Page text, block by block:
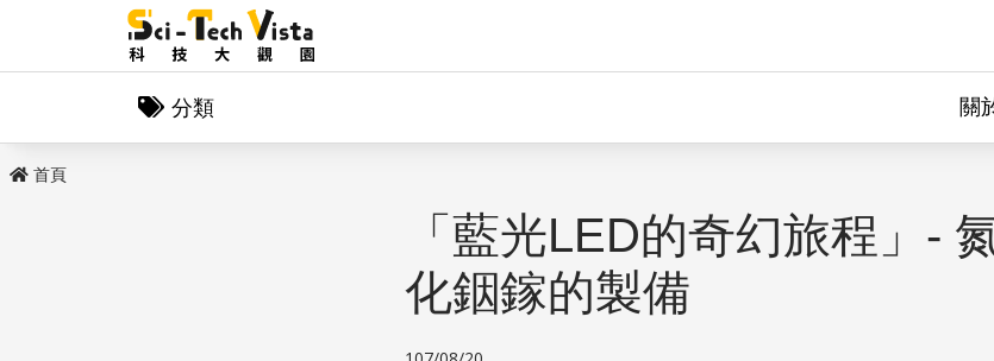
分類 關
首頁
「藍光LED的奇幻旅程」-
化銦鎵的製備